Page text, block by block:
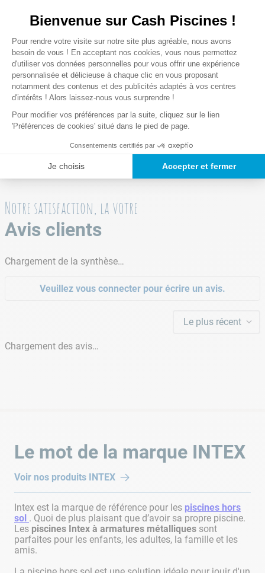
Lire la suite
Compatible avec le filtre 12721FR
Les plus
Compatible avec le groupe de filtration 8 m³/h
INTEX avec timer
Garantie(s)
Poids des colis
10,5 Kg
Notre satisfaction, la votre
Avis clients
Chargement de la synthèse…
Veuillez vous connecter pour écrire un avis.
Le plus récent
Chargement des avis…
Le mot de la marque INTEX
Voir nos produits INTEX
Intex est la marque de référence pour les piscines hors
sol . Quoi de plus plaisant que d’avoir sa propre piscine.
Les piscines Intex à armatures métalliques sont
parfaites pour les enfants, les adultes, la famille et les
amis.
Bienvenue sur Cash Piscines !
Plateforme de Gestion du
Pour rendre votre visite sur notre site plus agréable, nous avons
besoin de vous ! En acceptant nos cookies, vous nous permettez
d'utiliser vos données personnelles pour vous offrir une expérience
personnalisée et délicieuse à chaque clic en vous proposant
notamment des contenus et des publicités adaptés à vos centres
d'intérêts ! Alors laissez-nous vous surprendre !
Pour modifier vos préférences par la suite, cliquez sur le lien
'Préférences de cookies' situé dans le pied de page.
Consentements certifiés par
Je choisis Accepter et fermer
Axeptio consent